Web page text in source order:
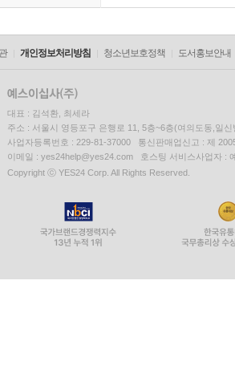
개인정보처리방침 청소년보호정책 도서홍보안내
대표 : 김석환, 최세라
주소 : 서울시 영등포구 은행로 11, 5층~6층(여의도동,일신
사업자등록번호 : 229-81-37000 통신판매업신고 : 제
이메일 : yes24help@yes24.com 호스팅 서비스사업자 :
Copyright ⓒ YES24 Corp. All Rights Reserved.